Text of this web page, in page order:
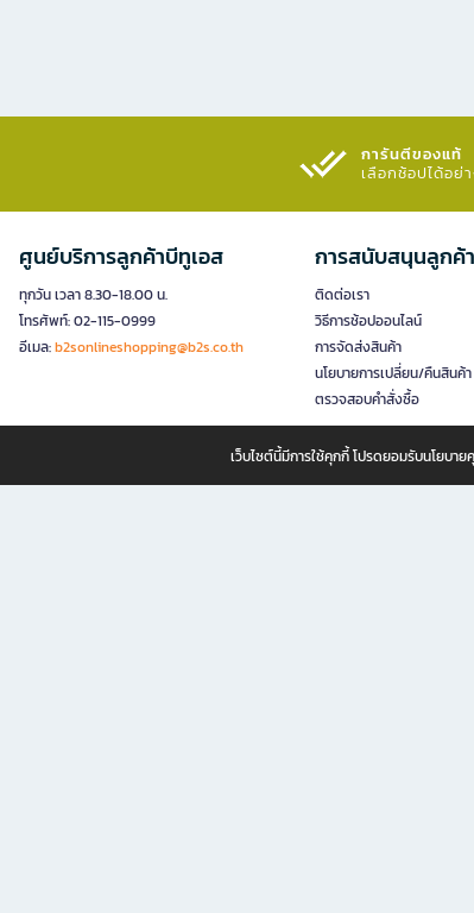
การันตีของแท้
เลือกช้อปได้อย่
ศูนย์บริการลูกค้าบีทูเอส
ทุกวัน เวลา 8.30-18.00 น.
โทรศัพท์: 02-115-0999
อีเมล:b2sonlineshopping@b2s.co.th
การสนับสนุนลูกค้า
ติดต่อเรา
วิธีการช้อปออนไลน์
การจัดส่งสินค้า
นโยบายการเปลี่ยน/คืนสินค้า
ตรวจสอบคำสั่งซื้อ
เว็บไซต์นี้มีการใช้คุกกี้ โปรดยอมรับนโยบ